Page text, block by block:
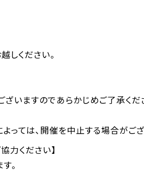
しください。
いますのであらかじめご了承くだ
っては、開催を中止する場合がご
力ください】
。